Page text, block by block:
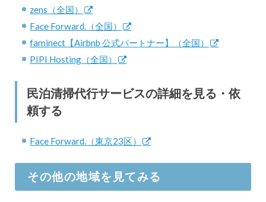
zens（全国）
Face Forward.（全国）
faminect【Airbnb 公式パートナー】（全国）
PIPI Hosting（全国）
民泊清掃代行サービスの詳細を見る・依
頼する
Face Forward.（東京23区）
その他の地域を見てみる